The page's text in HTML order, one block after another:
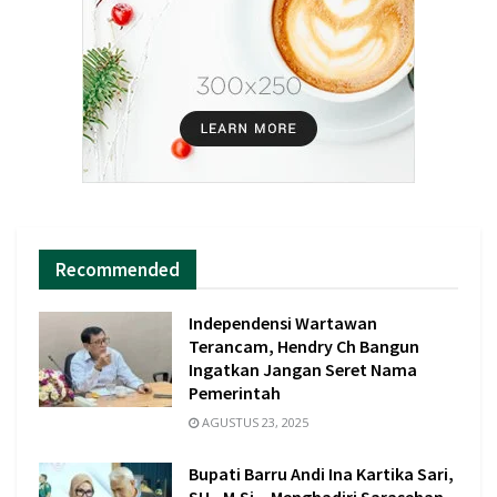
Recommended
Independensi Wartawan
Terancam, Hendry Ch Bangun
Ingatkan Jangan Seret Nama
Pemerintah
AGUSTUS 23, 2025
Bupati Barru Andi Ina Kartika Sari,